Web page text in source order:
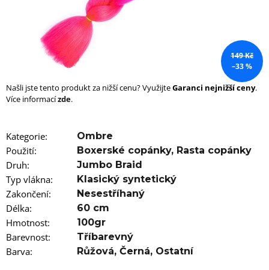
149 Kč
–33 %
Našli jste tento produkt za nižší cenu? VyužijteGaranci nejnižší ceny.
Více informacízde.
Kategorie: Ombre
Použití: Boxerské copánky, Rasta copánky
Druh: Jumbo Braid
Typ vlákna: Klasický syntetický
Zakončení: Nesestříhaný
Délka: 60 cm
Hmotnost: 100gr
Barevnost: Tříbarevný
Barva: Růžová, Černá, Ostatní
u
č
e
m
e
100%
JUMBO
BRAID
KANEKALON
1
SUPERBRAID
99